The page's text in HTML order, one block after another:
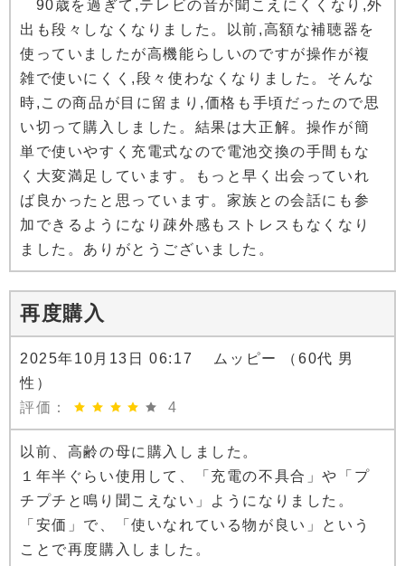
90歳を過ぎて,テレビの音が聞こえにくくなり,外
出も段々しなくなりました。以前,高額な補聴器を
使っていましたが高機能らしいのですが操作が複
雑で使いにくく,段々使わなくなりました。そんな
時,この商品が目に留まり,価格も手頃だったので思
い切って購入しました。結果は大正解。操作が簡
単で使いやすく充電式なので電池交換の手間もな
く大変満足しています。もっと早く出会っていれ
ば良かったと思っています。家族との会話にも参
加できるようになり疎外感もストレスもなくなり
ました。ありがとうございました。
再度購入
2025年10月13日 06:17 ムッピー （60代 男
性）
評価：
4
以前、高齢の母に購入しました。
１年半ぐらい使用して、「充電の不具合」や「プ
チプチと鳴り聞こえない」ようになりました。
「安価」で、「使いなれている物が良い」という
ことで再度購入しました。